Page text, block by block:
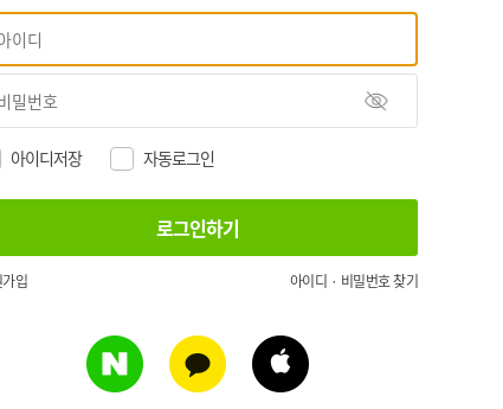
아이디저장 자동로그인
입 아이디 · 비밀번호 찾기